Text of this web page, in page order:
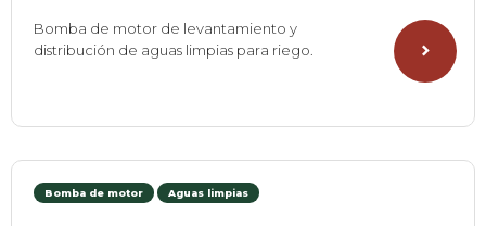
Bomba de motor de levantamiento y
distribución de aguas limpias para riego.
Bomba de motor Aguas limpias